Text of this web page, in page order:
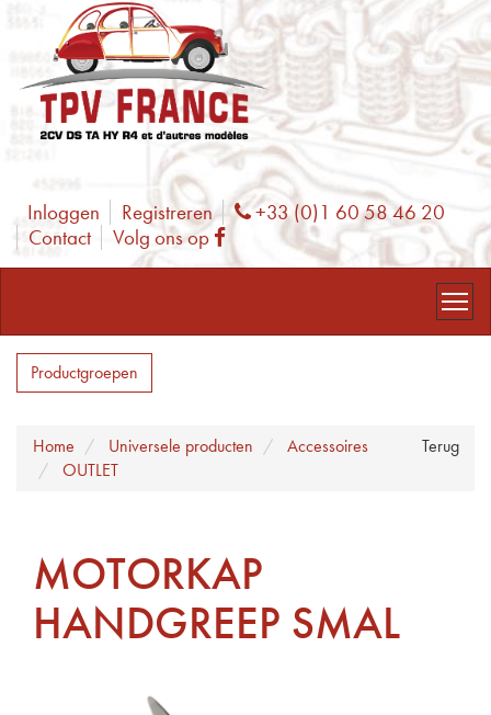
Inloggen Registreren Phone
+33 (0)1 60 58 46 20
Contact
Volg ons op Facebook
Productgroepen
Terug
Home Universele producten
Accessoires
OUTLET
MOTORKAP
HANDGREEP SMAL